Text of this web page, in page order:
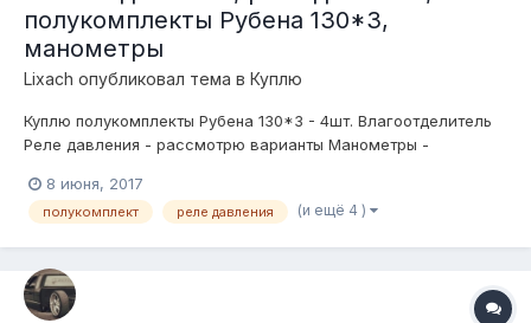
полукомплекты Рубена 130*3,
манометры
Lixach опубликовал тема в Куплю
Куплю полукомплекты Рубена 130*3 - 4шт. Влагоотделитель
Реле давления - рассмотрю варианты Манометры -
8 июня, 2017
полукомплект реле давления (и ещё 4 )